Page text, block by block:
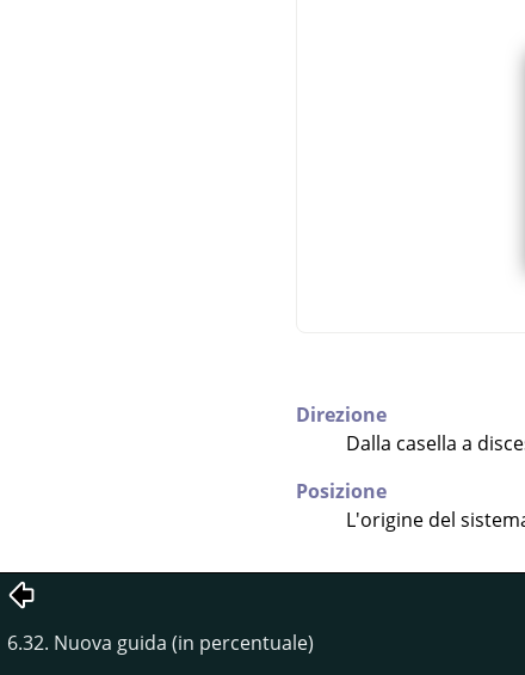
Direzione
Dalla casella a
Posizione
L'origine del
6.32. Nuova guida (in percentuale)